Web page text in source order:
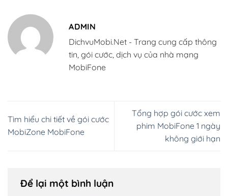
ADMIN
DichvuMobi.Net - Trang cung cấp thông
tin, gói cước, dịch vụ của nhà mạng
MobiFone
Tìm hiểu chi tiết về gói cước
MobiZone MobiFone
Tổng hợp gói cước xem
phim MobiFone 1 ngày
không giới hạn
Để lại một bình luận